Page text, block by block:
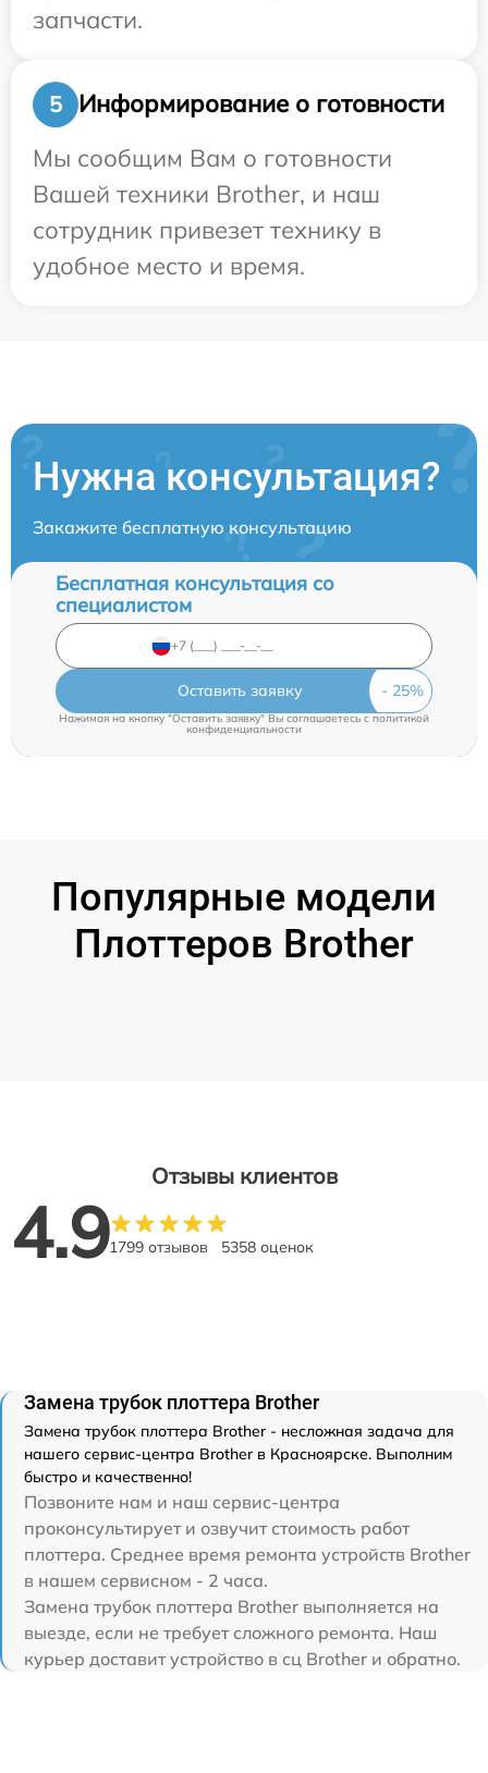
запчасти.
5
Информирование о готовности
Мы сообщим Вам о готовности
Вашей техники Brother, и наш
сотрудник привезет технику в
удобное место и время.
Нужна консультация?
Закажите бесплатную консультацию
Бесплатная консультация со
специалистом
Оставить заявку
Нажимая на кнопку "Оставить заявку" Вы соглашаетесь cполитикой
конфиденциальности
Популярные модели
Плоттеров Brother
Отзывы клиентов
4.91799 отзывов 5358 оценок
Замена трубок плоттера Brother
Замена трубок плоттера Brother - несложная задача для
нашего сервис-центра Brother в Красноярске. Выполним
быстро и качественно!
Позвоните нам и наш сервис-центра
проконсультирует и озвучит стоимость работ
плоттера. Среднее время ремонта устройств Brother
в нашем сервисном - 2 часа.
Замена трубок плоттера Brother выполняется на
выезде, если не требует сложного ремонта. Наш
курьер доставит устройство в сц Brother и обратно.